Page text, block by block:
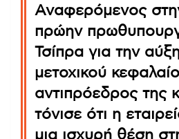
Αναφερόμενος
πρώην
Τσίπρα για την
μετοχικού
αντιπρόεδρος της
τόνισε ότι η
μια ισχυρή θέση